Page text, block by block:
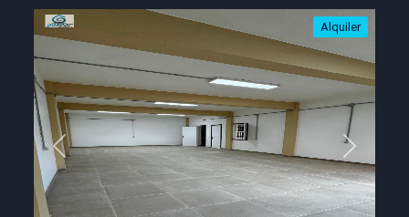
Previous Next
Alquiler